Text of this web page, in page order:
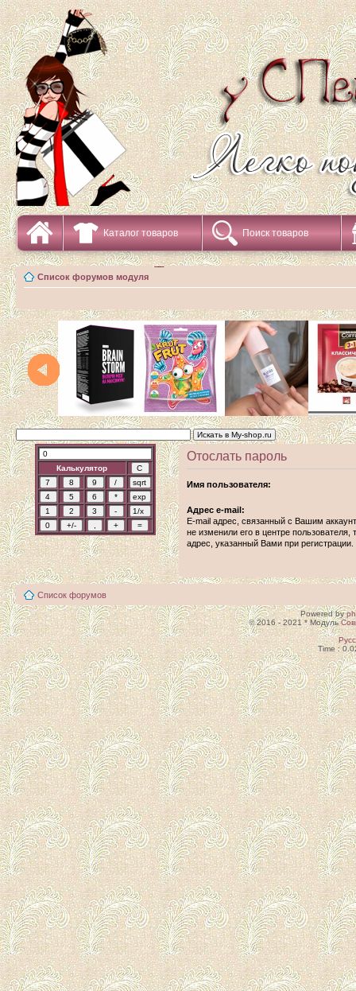
Каталог товаров Поиск товаров
Список форумов модуля
Калькулятор
Отослать пароль
Имя пользователя:
Адрес e-mail:
E-mail адрес, связанный с Вашим
не изменили его в центре пользователя,
адрес, указанный Вами при регистрации.
Список форумов
Powered by
© 2016 - 2021 * Модуль
Time :